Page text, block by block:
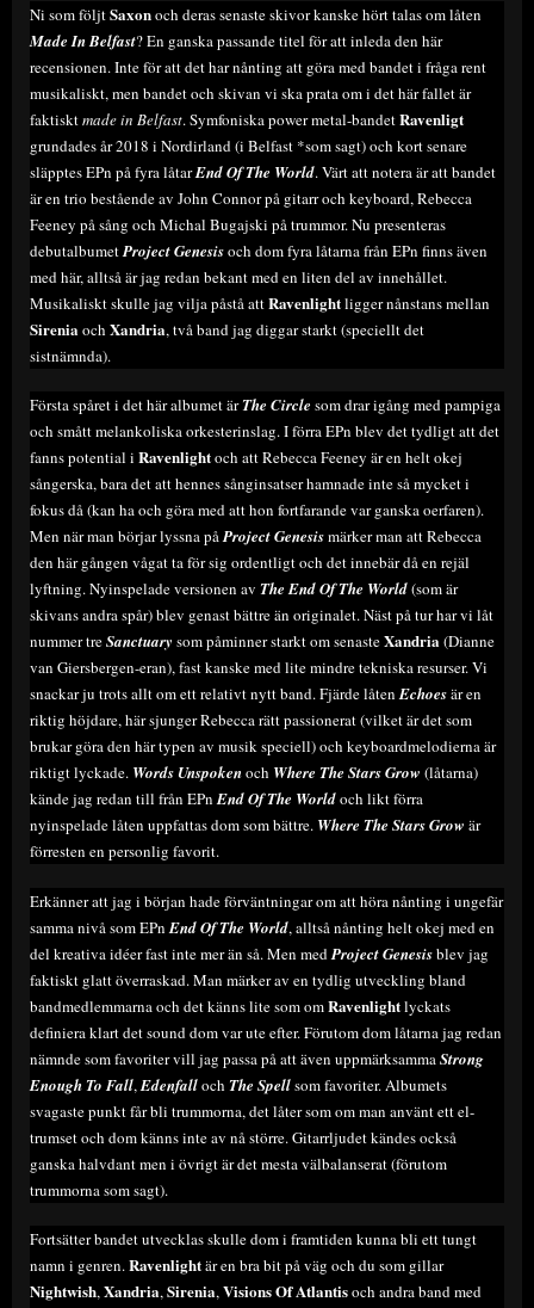
Ni som följtSaxonoch deras senaste skivor kanske hört talas om låten
Made In Belfast? En ganska passande titel för att inleda den här
recensionen. Inte för att det har nånting att göra med bandet i fråga rent
musikaliskt, men bandet och skivan vi ska prata om i det här fallet är
faktisktmade in Belfast. Symfoniska power metal-bandetRavenligt
grundades år 2018 i Nordirland (i Belfast *som sagt) och kort senare
släpptes EPn på fyra låtarEnd Of The World. Värt att notera är att bandet
är en trio bestående av John Connor på gitarr och keyboard, Rebecca
Feeney på sång och Michal Bugajski på trummor. Nu presenteras
debutalbumetProject Genesisoch dom fyra låtarna från EPn finns även
med här, alltså är jag redan bekant med en liten del av innehållet.
Musikaliskt skulle jag vilja påstå attRavenlightligger nånstans mellan
Sirenia och Xandria, två band jag diggar starkt (speciellt det
sistnämnda).
Första spåret i det här albumet ärThe Circle som drar igång med pampiga
och smått melankoliska orkesterinslag. I förra EPn blev det tydligt att det
fanns potential i Ravenlightoch att Rebecca Feeney är en helt okej
sångerska, bara det att hennes sånginsatser hamnade inte så mycket i
fokus då (kan ha och göra med att hon fortfarande var ganska oerfaren).
Men när man börjar lyssna påProject Genesismärker man att Rebecca
den här gången vågat ta för sig ordentligt och det innebär då en rejäl
lyftning. Nyinspelade versionen av The End Of The World(som är
skivans andra spår) blev genast bättre än originalet. Näst på tur har vi låt
nummer treSanctuary som påminner starkt om senasteXandria(Dianne
van Giersbergen-eran), fast kanske med lite mindre tekniska resurser. Vi
snackar ju trots allt om ett relativt nytt band. Fjärde låtenEchoesär en
riktig höjdare, här sjunger Rebecca rätt passionerat (vilket är det som
brukar göra den här typen av musik speciell) och keyboardmelodierna är
riktigt lyckade. Words Unspokenoch Where The Stars Grow (låtarna)
kände jag redan till från EPnEnd Of The Worldoch likt förra
nyinspelade låten uppfattas dom som bättre. Where The Stars Grow är
förresten en personlig favorit.
Erkänner att jag i början hade förväntningar om att höra nånting i ungefär
samma nivå som EPnEnd Of The World, alltså nånting helt okej med en
del kreativa idéer fast inte mer än så. Men medProject Genesisblev jag
faktiskt glatt överraskad. Man märker av en tydlig utveckling bland
bandmedlemmarna och det känns lite som omRavenlightlyckats
definiera klart det sound dom var ute efter. Förutom dom låtarna jag redan
nämnde som favoriter vill jag passa på att även uppmärksammaStrong
Enough To Fall,Edenfalloch The Spellsom favoriter. Albumets
svagaste punkt får bli trummorna, det låter som om man använt ett el-
trumset och dom känns inte av nå större. Gitarrljudet kändes också
ganska halvdant men i övrigt är det mesta välbalanserat (förutom
trummorna som sagt).
Fortsätter bandet utvecklas skulle dom i framtiden kunna bli ett tungt
namn i genren.Ravenlightär en bra bit på väg och du som gillar
Nightwish,Xandria,Sirenia,Visions Of Atlantisoch andra band med